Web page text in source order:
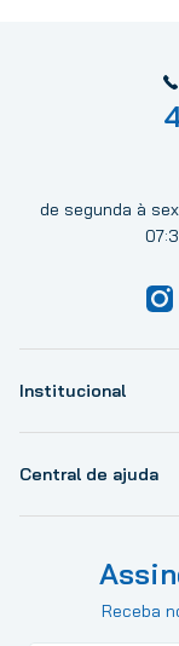
de segunda à
Institucional
Central de ajuda
Receba